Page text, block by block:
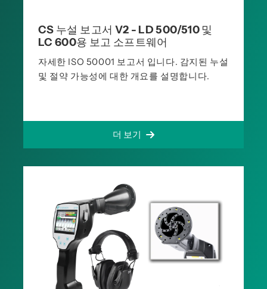
CS 누설 보고서 V2 - LD 500/510 및
LC 600용 보고 소프트웨어
자세한 ISO 50001 보고서 입니다. 감지된 누설
및 절약 가능성에 대한 개요를 설명합니다.
더 보기